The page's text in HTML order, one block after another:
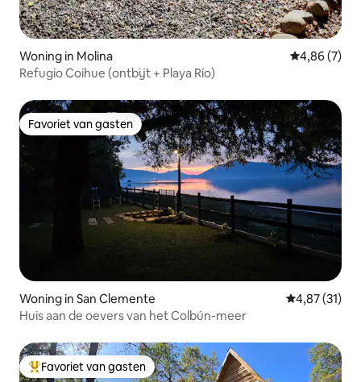
Woning in Molina Gemiddelde
4,86 (7)
Refugio Coihue (ontbijt + Playa Río)
Favoriet van gasten
Favoriet van gasten
Woning in San Clemente Gemiddelde
4,87 (31)
Huis aan de oevers van het Colbún-meer
Topfavoriet van gasten
Favoriet van gasten